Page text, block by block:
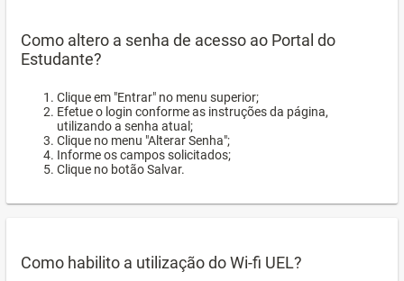
Como altero a senha de acesso ao Portal do
Estudante?
Clique em "Entrar" no menu superior;
Efetue o login conforme as instruções da página,
utilizando a senha atual;
Clique no menu "Alterar Senha";
Informe os campos solicitados;
Clique no botão Salvar.
Como habilito a utilização do Wi-fi UEL?